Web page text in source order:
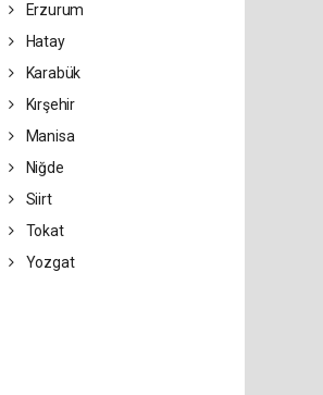
Erzurum
Hatay
Karabük
Kırşehir
Manisa
Niğde
Siirt
Tokat
Yozgat